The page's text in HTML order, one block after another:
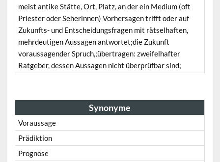
meist antike Stätte, Ort, Platz, an der ein Medium (oft
Priester oder Seherinnen) Vorhersagen trifft oder auf
Zukunfts- und Entscheidungsfragen mit rätselhaften,
mehrdeutigen Aussagen antwortet;die Zukunft
voraussagender Spruch,;übertragen: zweifelhafter
Ratgeber, dessen Aussagen nicht überprüfbar sind;
Synonyme
Voraussage
Prädiktion
Prognose